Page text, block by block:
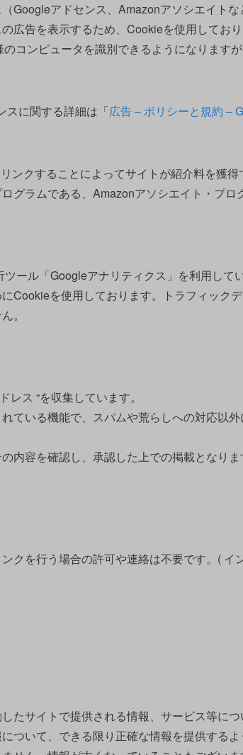
Googleアドセンス、Amazonアソシエイト
広告を表示するため、Cookieを使用しており
コンピュータを識別できるようになります
スに関する詳細は「広告 – ポリシーと規約 –
ンクすることによってサイトが紹介料を獲
グラムである、Amazonアソシエイト・プロ
ール「Googleアナリティクス」を利用して
Cookieを使用しております。トラフィック
。
ス “を収集しています。
ている機能で、スパムや荒らしへの対応以外
内容を確認し、承認した上での掲載となり
クを行う場合の許可や連絡は不要です。( イ
たサイトで提供される情報、サービス等に
ついて、できる限り正確な情報を提供する